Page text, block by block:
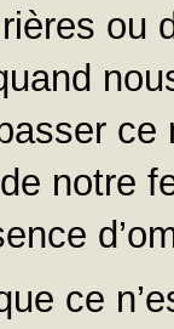
ou
notre
ce